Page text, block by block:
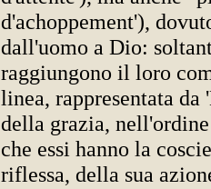
d'achoppement'),
dall'uomo a Dio:
raggiungono il loro
linea, rappresentata
della grazia,
che essi hanno la
riflessa, della sua